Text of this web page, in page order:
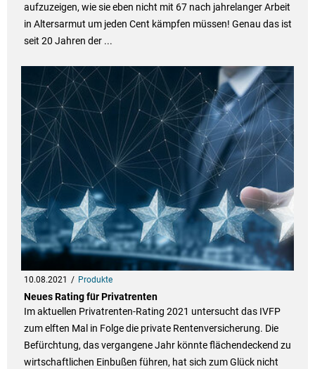
aufzuzeigen, wie sie eben nicht mit 67 nach jahrelanger Arbeit
in Altersarmut um jeden Cent kämpfen müssen! Genau das ist
seit 20 Jahren der ...
10.08.2021 Produkte
Neues Rating für Privatrenten
Im aktuellen Privatrenten-Rating 2021 untersucht das IVFP
zum elften Mal in Folge die private Rentenversicherung. Die
Befürchtung, das vergangene Jahr könnte flächendeckend zu
wirtschaftlichen Einbußen führen, hat sich zum Glück nicht